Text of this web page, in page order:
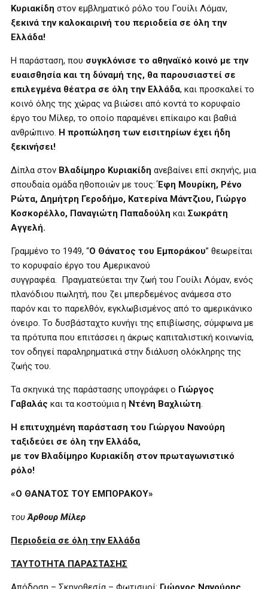
Κυριακίδη στον εμβληματικό ρόλο του Γουίλι Λόμαν,
ξεκινά την καλοκαιρινή του περιοδεία σε όλη την
Ελλάδα!
Η παράσταση, που συγκλόνισε το αθηναϊκό κοινό με την
ευαισθησία και τη δύναμή της, θα παρουσιαστεί σε
επιλεγμένα θέατρα σε όλη την Ελλάδα, και προσκαλεί το
κοινό όλης της χώρας να βιώσει από κοντά το κορυφαίο
έργο του Μίλερ, το οποίο παραμένει επίκαιρο και βαθιά
ανθρώπινο.​ Η προπώληση των εισιτηρίων έχει ήδη
ξεκινήσει!
Δίπλα στον Βλαδίμηρο Κυριακίδη ανεβαίνει επί σκηνής, μια
σπουδαία ομάδα ηθοποιών με τους:Έφη Μουρίκη, Ρένο
Ρώτα, Δημήτρη Γεροδήμο, Κατερίνα Μάντζιου, Γιώργο
Κοσκορέλλο, Παναγιώτη Παπαδούλη και Σωκράτη
Αγγελή.
Γραμμένο το 1949, “Ο Θάνατος του Εμποράκου” θεωρείται
το κορυφαίο έργο του Αμερικανού
συγγραφέα. Πραγματεύεται την ζωή του Γουίλι Λόμαν, ενός
πλανόδιου πωλητή, που ζει μπερδεμένος ανάμεσα στο
παρόν και το παρελθόν, εγκλωβισμένος από το αμερικάνικο
όνειρο. Το δυσβάσταχτο κυνήγι της επιβίωσης, σύμφωνα με
τα πρότυπα που επιτάσσει η άκρως καπιταλιστική κοινωνία,
τον οδηγεί παραληρηματικά στην διάλυση ολόκληρης της
ζωής του.
Τα σκηνικά της παράστασης υπογράφει ο Γιώργος
Γαβαλάς και τα κοστούμια η Ντένη Βαχλιώτη.
Η επιτυχημένη παράσταση του Γιώργου Νανούρη
ταξιδεύει σε όλη την Ελλάδα,
με τον Βλαδίμηρο Κυριακίδη στον πρωταγωνιστικό
ρόλο!
«Ο ΘΑΝΑΤΟΣ ΤΟΥ ΕΜΠΟΡΑΚΟΥ»
τουΆρθουρ Μίλερ
Περιοδεία σε όλη την Ελλάδα
ΤΑΥΤΟΤΗΤΑ ΠΑΡΑΣΤΑΣΗΣ